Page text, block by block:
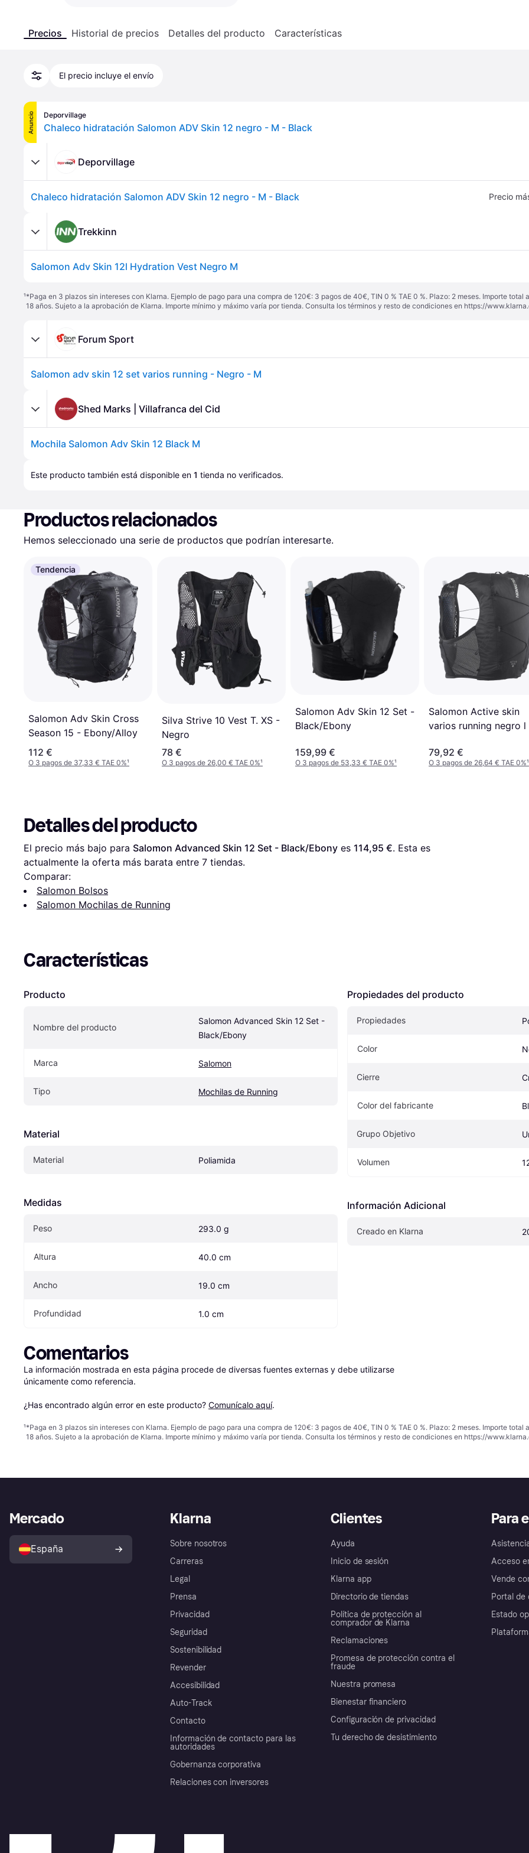
Precios Historial de precios Detalles del producto Características
El precio incluye el envío
Anuncio Deporvillage
Chaleco hidratación Salomon ADV Skin 12 negro - M - Black
Deporvillage
Chaleco hidratación Salomon ADV Skin 12 negro - M - Black Precio
Trekkinn
Salomon Adv Skin 12l Hydration Vest Negro M
¹*Paga en 3 plazos sin intereses con Klarna. Ejemplo de pago para una compra de 120€: 3 pagos de 40€, TIN 0 % TAE 0 %. Plazo: 2 meses. Importe
18 años. Sujeto a la aprobación de Klarna. Importe mínimo y máximo varía por tienda. Consulta los términos y resto de condiciones en https://
Forum Sport
Salomon adv skin 12 set varios running - Negro - M
Shed Marks | Villafranca del Cid
Mochila Salomon Adv Skin 12 Black M
Este producto también está disponible en 1 tienda no verificados.
Productos relacionados
Hemos seleccionado una serie de productos que podrían interesarte.
Tendencia
Salomon Adv Skin Cross
Season 15 - Ebony/Alloy
112 €
O 3 pagos de 37,33 € TAE 0%¹
Silva Strive 10 Vest T. XS -
Negro
78 €
O 3 pagos de 26,00 € TAE 0%¹
Salomon Adv Skin 12 Set -
Black/Ebony
159,99 €
O 3 pagos de 53,33 € TAE 0%¹
Salomon Active skin
varios running negro l
79,92 €
O 3 pagos de 26,64 € TAE 0%¹
Detalles del producto
El precio más bajo para Salomon Advanced Skin 12 Set - Black/Ebony es 114,95 €. Esta es
actualmente la oferta más barata entre 7 tiendas.
Comparar:
Salomon Bolsos
Salomon Mochilas de Running
Características
Producto
Nombre del producto
Salomon Advanced Skin 12 Set -
Black/Ebony
Marca Salomon
Tipo Mochilas de Running
Material
Material Poliamida
Medidas
Peso 293.0 g
Altura 40.0 cm
Ancho 19.0 cm
Profundidad 1.0 cm
Propiedades del producto
Propiedades
Color
Cierre
Color del fabricante
Grupo Objetivo
Volumen
Información Adicional
Creado en Klarna
Comentarios
La información mostrada en esta página procede de diversas fuentes externas y debe utilizarse
únicamente como referencia.
¿Has encontrado algún error en este producto? Comunícalo aquí.
¹*Paga en 3 plazos sin intereses con Klarna. Ejemplo de pago para una compra de 120€: 3 pagos de 40€, TIN 0 % TAE 0 %. Plazo: 2 meses. Importe
18 años. Sujeto a la aprobación de Klarna. Importe mínimo y máximo varía por tienda. Consulta los términos y resto de condiciones en https://
Klarna
Sobre nosotros
Carreras
Legal
Prensa
Privacidad
Seguridad
Sostenibilidad
Revender
Accesibilidad
Auto-Track
Contacto
Información de contacto para las
autoridades
Gobernanza corporativa
Relaciones con inversores
Clientes
Ayuda
Inicio de sesión
Klarna app
Directorio de tiendas
Política de protección al
comprador de Klarna
Reclamaciones
Promesa de protección contra el
fraude
Nuestra promesa
Bienestar financiero
Configuración de privacidad
Tu derecho de desistimiento
Para
Acceso
Vende
Portal de
Estado
Mercado
España